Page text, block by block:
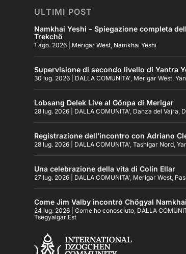
ULTIMI POST
Namkhai Yeshi – Spiegazione completa
Trekchö
1 ago. 2026 Merigar West Namkhai Yeshi
Supervisione di secondo livello di Yantra
30 lug. 2026 DALLA COMUNITA' Merigar West ,
Lobsang Delek Live al Gönpa di Merigar
28 lug. 2026 DALLA COMUNITA' Danza del Vajra
Registrazione dell’incontro con Adriano
28 lug. 2026 DALLA COMUNITA' ,Tashigar Nord ,
Una celebrazione della vita di Colin Ellar
27 lug. 2026 DALLA COMUNITA' Merigar West
Come Jim Valby incontrò Chögyal
24 lug. 2026 |Come ho conosciuto DALLA
Tsegyalgar Est